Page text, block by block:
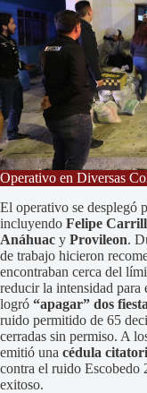
Operativo en Diversas
El operativo se desplegó
incluyendo Felipe
Anáhuac y Provileon.
de trabajo hicieron
encontraban cerca del
reducir la intensidad para
logró “apagar” dos
ruido permitido de 65
cerradas sin permiso. A
emitió una cédula
contra el ruido Escobedo
exitoso.